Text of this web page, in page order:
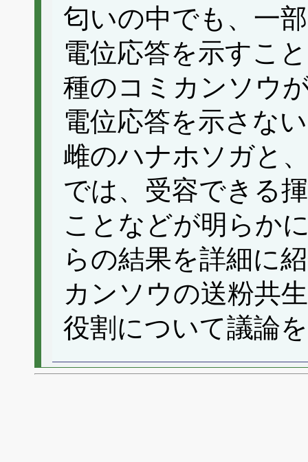
匂いの中でも、一
電位応答を示すこ
種のコミカンソウ
電位応答を示さな
雌のハナホソガと
では、受容できる
ことなどが明らか
らの結果を詳細に
カンソウの送粉共
役割について議論